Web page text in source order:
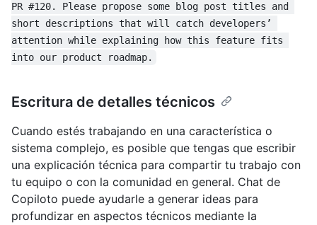
PR #120. Please propose some blog post titles and
short descriptions that will catch developers’
attention while explaining how this feature fits
into our product roadmap.
Escritura de detalles técnicos
Cuando estés trabajando en una característica o
sistema complejo, es posible que tengas que escribir
una explicación técnica para compartir tu trabajo con
tu equipo o con la comunidad en general. Chat de
Copiloto puede ayudarle a generar ideas para
profundizar en aspectos técnicos mediante la